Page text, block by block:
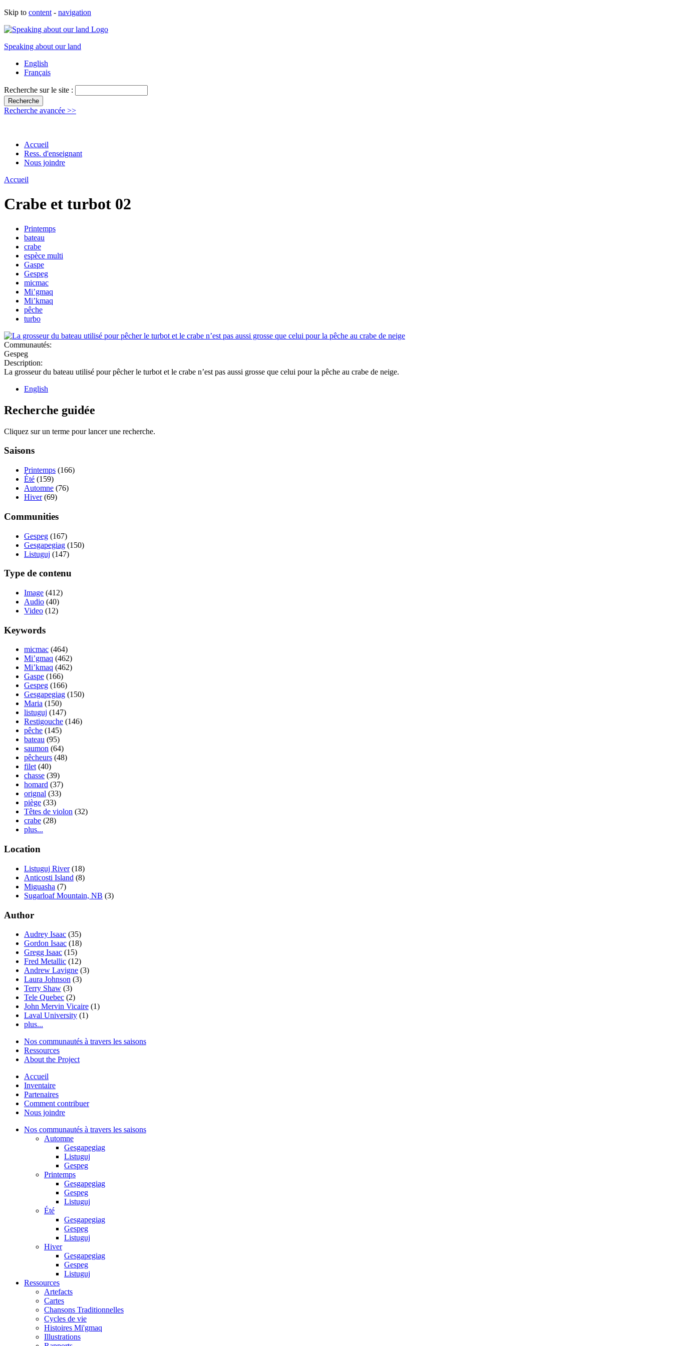
Skip to content - navigation
Speaking about our land
English
Français
Recherche sur le site :
Recherche avancée >>
Accueil
Ress. d'enseignant
Nous joindre
Accueil
Crabe et turbot 02
Printemps
bateau
crabe
espèce multi
Gaspe
Gespeg
micmac
Mi’gmaq
Mi’kmaq
pêche
turbo
Communautés:
Gespeg
Description:
La grosseur du bateau utilisé pour pêcher le turbot et le crabe n’est pas aussi grosse que celui pour la pêche au crabe de neige.
English
Recherche guidée
Cliquez sur un terme pour lancer une recherche.
Saisons
Printemps (166)
Été (159)
Automne (76)
Hiver(69)
Communities
Gespeg (167)
Gesgapegiag (150)
Listuguj (147)
Type de contenu
Image (412)
Audio (40)
Video (12)
Keywords
micmac (464)
Mi’gmaq (462)
Mi’kmaq (462)
Gaspe (166)
Gespeg (166)
Gesgapegiag (150)
Maria (150)
listuguj (147)
Restigouche (146)
pêche (145)
bateau (95)
saumon (64)
pêcheurs (48)
filet(40)
chasse (39)
homard (37)
orignal (33)
piège (33)
Têtes de violon (32)
crabe (28)
plus...
Location
Listuguj River(18)
Anticosti Island (8)
Miguasha (7)
Sugarloaf Mountain, NB (3)
Author
Audrey Isaac (35)
Gordon Isaac (18)
Gregg Isaac (15)
Fred Metallic (12)
Andrew Lavigne (3)
Laura Johnson (3)
Terry Shaw (3)
Tele Quebec (2)
John Mervin Vicaire (1)
Laval University (1)
plus...
Nos communautés à travers les saisons
Ressources
About the Project
Accueil
Inventaire
Partenaires
Comment contribuer
Nous joindre
Nos communautés à travers les saisons
Automne
Gesgapegiag
Listuguj
Gespeg
Printemps
Gesgapegiag
Gespeg
Listuguj
Été
Gesgapegiag
Gespeg
Listuguj
Hiver
Gesgapegiag
Gespeg
Listuguj
Ressources
Artefacts
Cartes
Chansons Traditionnelles
Cycles de vie
Histoires Mi'gmaq
Illustrations